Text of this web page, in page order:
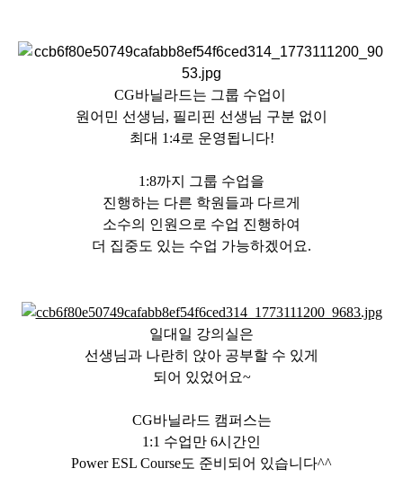
CG바닐라드는 그룹 수업이
원어민 선생님, 필리핀 선생님 구분 없이
최대 1:4로 운영됩니다!
1:8까지 그룹 수업을
진행하는 다른 학원들과 다르게
소수의 인원으로 수업 진행하여
더 집중도 있는 수업 가능하겠어요.
일대일 강의실은
선생님과 나란히 앉아 공부할 수 있게
되어 있었어요~
CG바닐라드 캠퍼스는
1:1 수업만 6시간인
Power ESL Course도 준비되어 있습니다^^